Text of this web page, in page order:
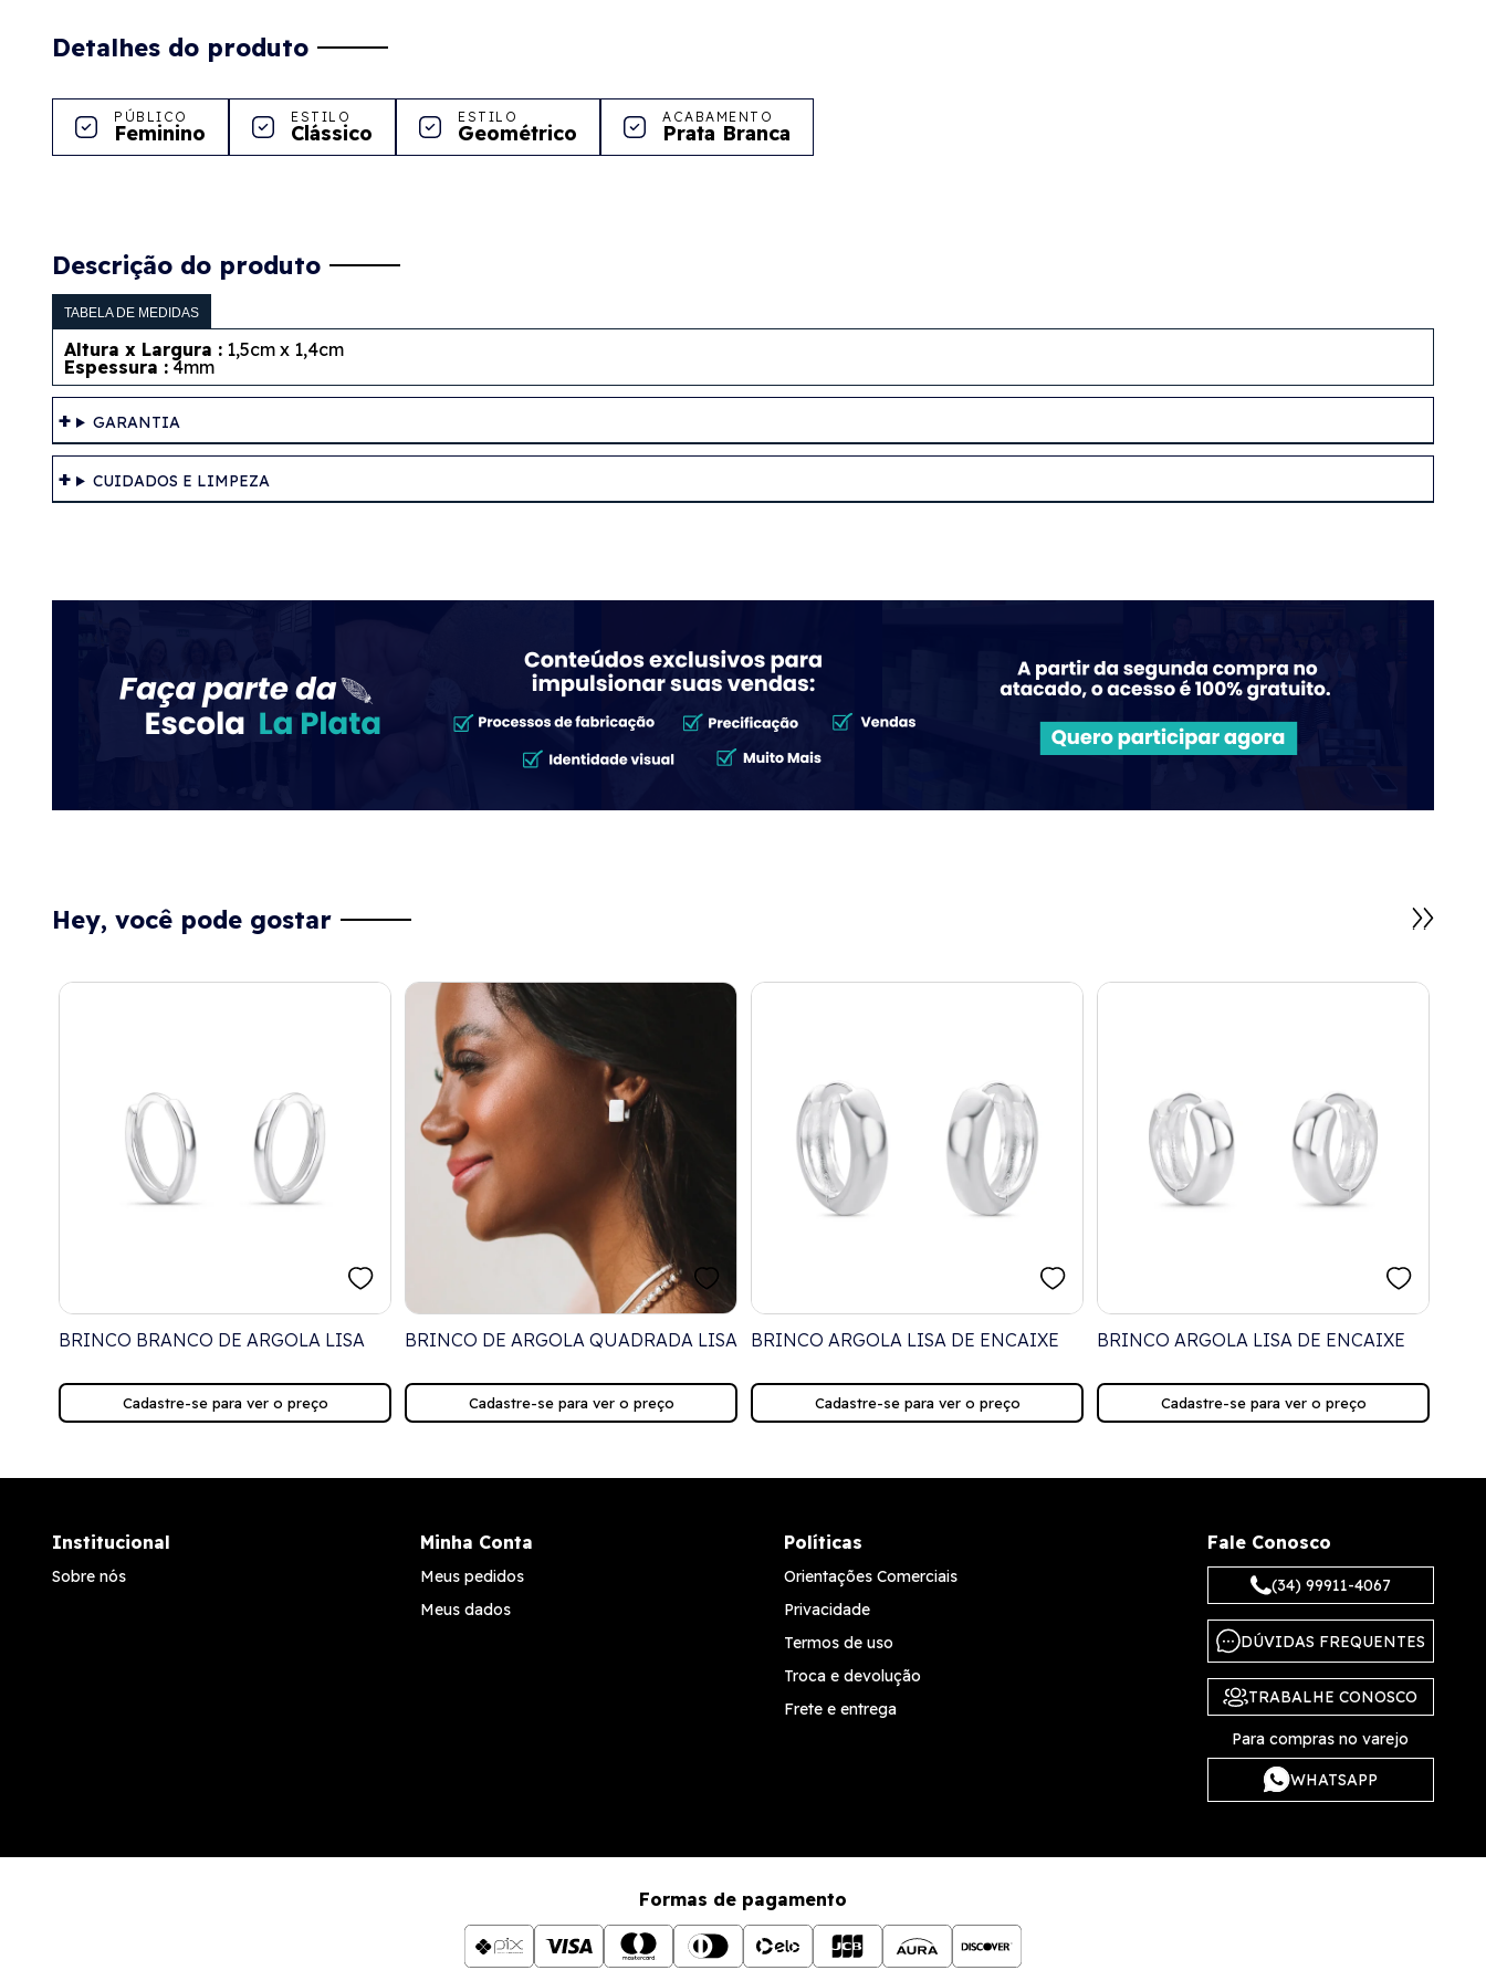
Detalhes do produto
PÚBLICO
Feminino
ESTILO
Clássico
ESTILO
Geométrico
ACABAMENTO
Prata Branca
Descrição do produto
TABELA DE MEDIDAS
Altura x Largura : 1,5cm x 1,4cm
Espessura : 4mm
GARANTIA
CUIDADOS E LIMPEZA
Hey, você pode gostar
BRINCO BRANCO DE ARGOLA LISA
Cadastre-se para ver o preço
BRINCO DE ARGOLA QUADRADA LISA
Cadastre-se para ver o preço
BRINCO ARGOLA LISA DE ENCAIXE
Cadastre-se para ver o preço
BRINCO ARGOLA LISA DE ENCAIXE
Cadastre-se para ver o preço
Institucional
Sobre nós
Minha Conta
Meus pedidos
Meus dados
Políticas
Orientações Comerciais
Privacidade
Termos de uso
Troca e devolução
Frete e entrega
Fale Conosco
(34) 99911-4067
DÚVIDAS FREQUENTES
TRABALHE CONOSCO
Para compras no varejo
WHATSAPP
Formas de pagamento